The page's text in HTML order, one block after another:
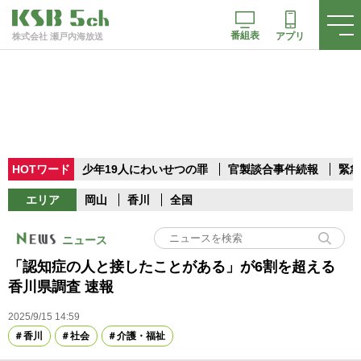
株式会社 瀬戸内海放送 番組表 アプリ
HOTワード 少年19人にわいせつの罪 官製談合事件続報 緊
エリア 岡山 香川 全国
ニュース
「認知症の人と接したことがある」が6割を超える
香川県調査 速報
2025/9/15 14:59
香川
社会 介護・福祉